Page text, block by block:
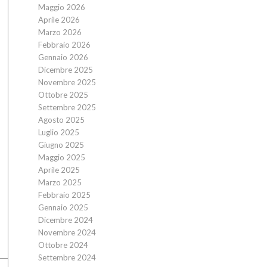
Maggio 2026
Aprile 2026
Marzo 2026
Febbraio 2026
Gennaio 2026
Dicembre 2025
Novembre 2025
Ottobre 2025
Settembre 2025
Agosto 2025
Luglio 2025
Giugno 2025
Maggio 2025
Aprile 2025
Marzo 2025
Febbraio 2025
Gennaio 2025
Dicembre 2024
Novembre 2024
Ottobre 2024
Settembre 2024